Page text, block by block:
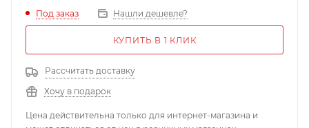
Под заказ Нашли дешевле?
КУПИТЬ В 1 КЛИК
Рассчитать доставку
Хочу в подарок
Цена действительна только для интернет-магазина и